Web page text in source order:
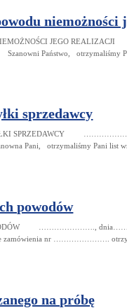
niemożności
NIEMOŻNOŚCI JEGO
Państwo, otrzymaliśmy
sprzedawcy
SPRZEDAWCY
otrzymaliśmy Pani list wraz
powodów
POWODÓW ………………….,
nr ………………….
na próbę